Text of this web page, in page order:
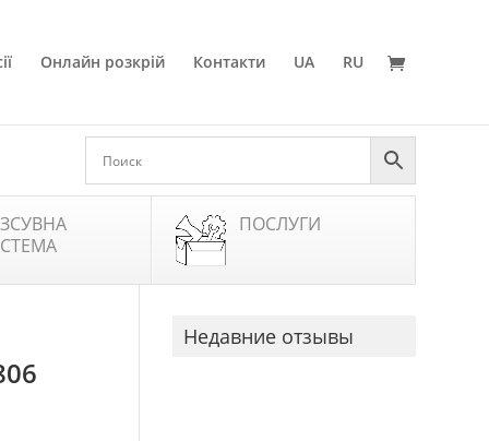
Онлайн розкрій Контакти UA RU
ПОСЛУГИ
Недавние отзывы